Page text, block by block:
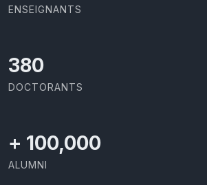
ENSEIGNANTS
414
DOCTORANTS
+ 100,000
ALUMNI